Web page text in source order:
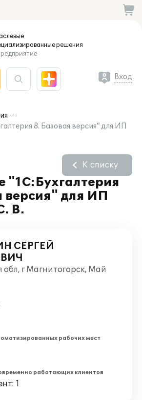
решения
Вход
8. Базовая версия" для ИП
"1С:Бухгалтерия
версия" для ИП
В.
К списку
СЕРГЕЙ
обл, г Магнитогорск, Май
рабочих мест
работающих клиентов
1